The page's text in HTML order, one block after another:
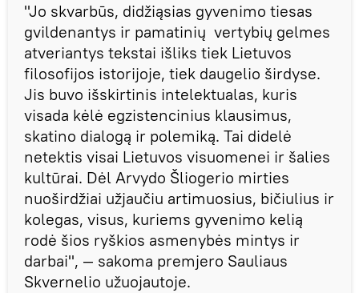
"Jo skvarbūs, didžiąsias gyvenimo tiesas
gvildenantys ir pamatinių vertybių gelmes
atveriantys tekstai išliks tiek Lietuvos
filosofijos istorijoje, tiek daugelio širdyse.
Jis buvo išskirtinis intelektualas, kuris
visada kėlė egzistencinius klausimus,
skatino dialogą ir polemiką. Tai didelė
netektis visai Lietuvos visuomenei ir šalies
kultūrai. Dėl Arvydo Šliogerio mirties
nuoširdžiai užjaučiu artimuosius, bičiulius ir
kolegas, visus, kuriems gyvenimo kelią
rodė šios ryškios asmenybės mintys ir
darbai", — sakoma premjero Sauliaus
Skvernelio užuojautoje.